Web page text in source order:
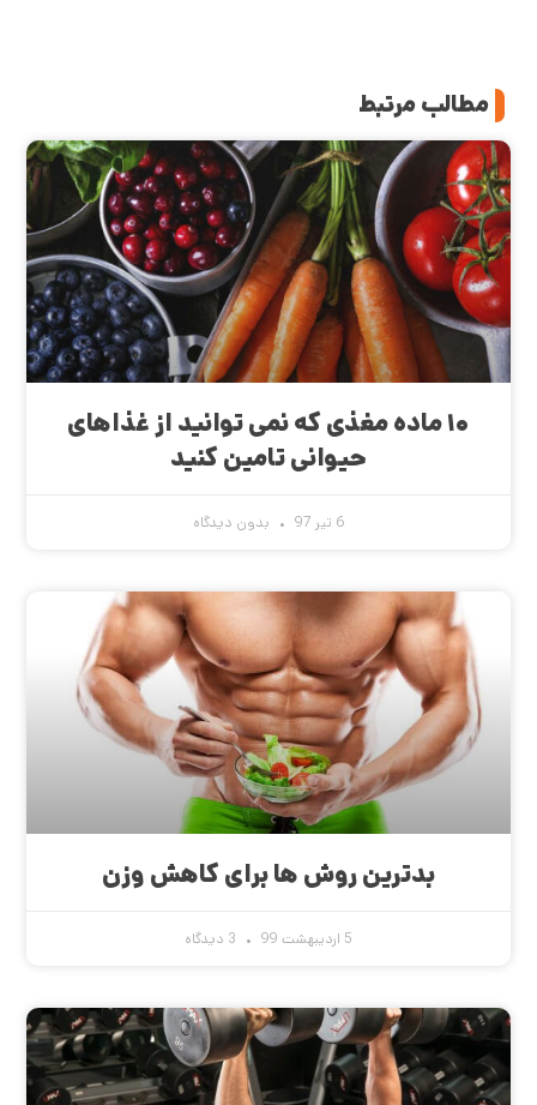
مطالب مرتبط
۱۰ ماده مغذی که نمی توانید از غذاهای
حیوانی تامین کنید
6 تیر 97 بدون دیدگاه
بدترین روش ها برای کاهش وزن
5 اردیبهشت 99